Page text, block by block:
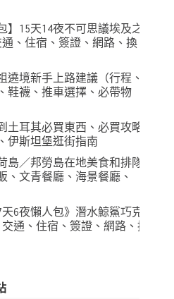
】15天14夜不可思議埃及之
、住宿、簽證、網路、換
遶境新手上路建議（行程、
鞋襪、推車選擇、必帶物
土耳其必買東西、必買攻略
伊斯坦堡逛街指南
島／邦勞島在地美食和排隊
、文青餐廳、海景餐廳、
6夜懶人包》潛水鯨鯊巧克
通、住宿、簽證、網路、換